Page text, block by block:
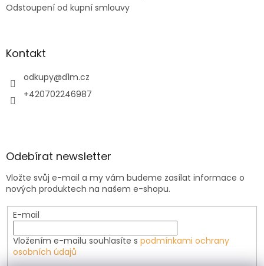
Odstoupení od kupní smlouvy
Kontakt
odkupy@d1m.cz
+420702246987
Odebírat newsletter
Vložte svůj e-mail a my vám budeme zasílat informace o
nových produktech na našem e-shopu.
E-mail
Vložením e-mailu souhlasíte s podmínkami ochrany
osobních údajů